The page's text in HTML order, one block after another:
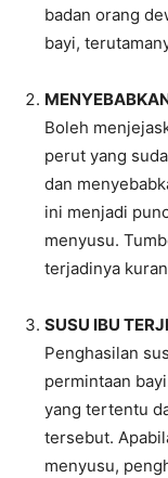
badan orang
bayi,
Boleh
perut yang
dan
ini menjadi
menyusu.
terjadinya
SUSU IBU
Penghasilan
permintaan
yang tertentu
tersebut.
menyusu,